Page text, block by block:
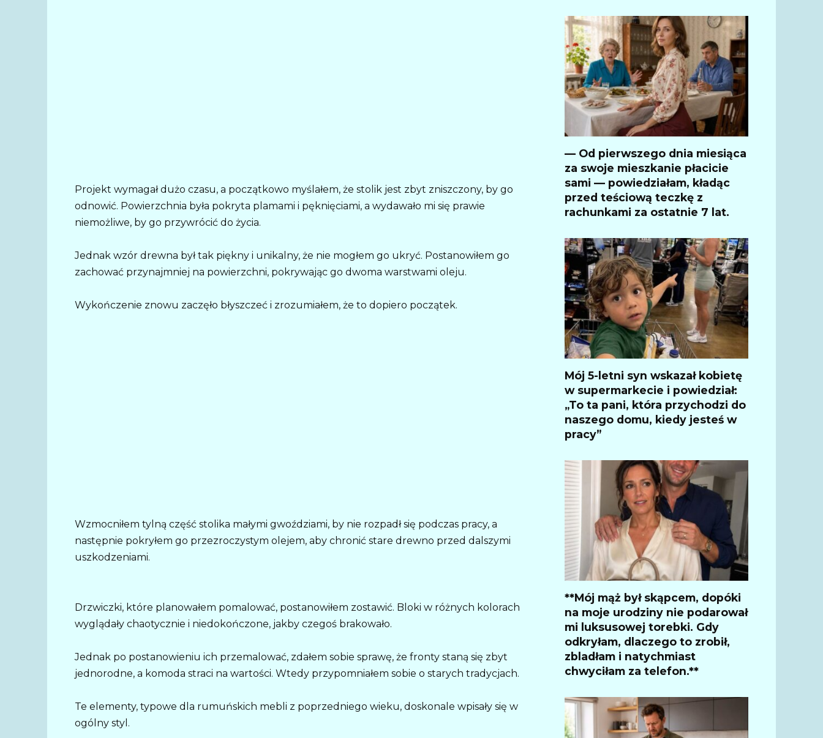
Projekt wymagał dużo czasu, a początkowo myślałem, że stolik jest zbyt zniszczony, by go
odnowić. Powierzchnia była pokryta plamami i pęknięciami, a wydawało mi się prawie
niemożliwe, by go przywrócić do życia.
Jednak wzór drewna był tak piękny i unikalny, że nie mogłem go ukryć. Postanowiłem go
zachować przynajmniej na powierzchni, pokrywając go dwoma warstwami oleju.
Wykończenie znowu zaczęło błyszczeć i zrozumiałem, że to dopiero początek.
Wzmocniłem tylną część stolika małymi gwoździami, by nie rozpadł się podczas pracy, a
następnie pokryłem go przezroczystym olejem, aby chronić stare drewno przed dalszymi
uszkodzeniami.
Drzwiczki, które planowałem pomalować, postanowiłem zostawić. Bloki w różnych kolorach
wyglądały chaotycznie i niedokończone, jakby czegoś brakowało.
Jednak po postanowieniu ich przemalować, zdałem sobie sprawę, że fronty staną się zbyt
jednorodne, a komoda straci na wartości. Wtedy przypomniałem sobie o starych tradycjach.
Te elementy, typowe dla rumuńskich mebli z poprzedniego wieku, doskonale wpisały się w
ogólny styl.
— Od pierwszego dnia miesiąca
za swoje mieszkanie płacicie
sami — powiedziałam, kładąc
przed teściową teczkę z
rachunkami za ostatnie 7 lat.
Mój 5-letni syn wskazał kobietę
w supermarkecie i powiedział:
„To ta pani, która przychodzi do
naszego domu, kiedy jesteś w
pracy”
**Mój mąż był skąpcem, dopóki
na moje urodziny nie podarował
mi luksusowej torebki. Gdy
odkryłam, dlaczego to zrobił,
zbladłam i natychmiast
chwyciłam za telefon.**